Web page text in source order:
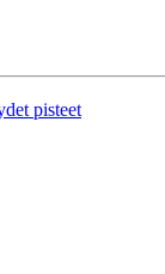
pisteet